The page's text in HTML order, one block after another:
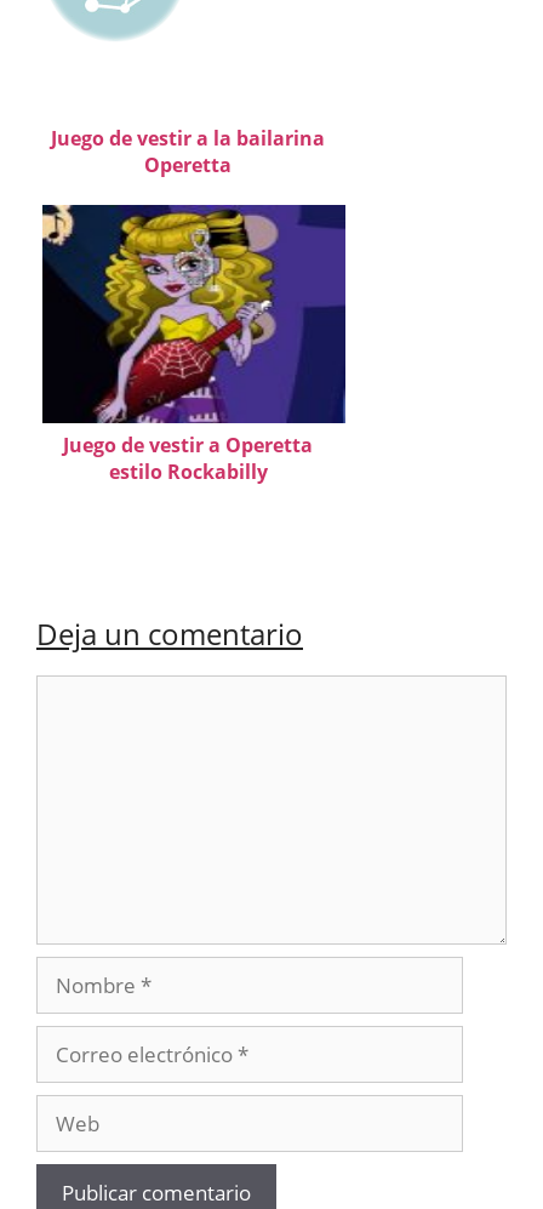
Juego de vestir a la bailarina
Operetta
Juego de vestir a Operetta
estilo Rockabilly
Deja un comentario
Nombre
electrónico